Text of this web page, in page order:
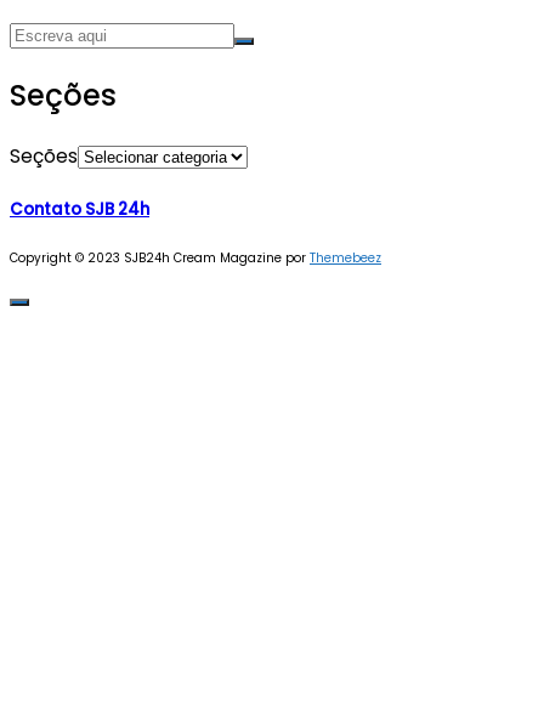
Seções
Seções
Contato SJB 24h
Copyright © 2023 SJB24h Cream Magazine por Themebeez